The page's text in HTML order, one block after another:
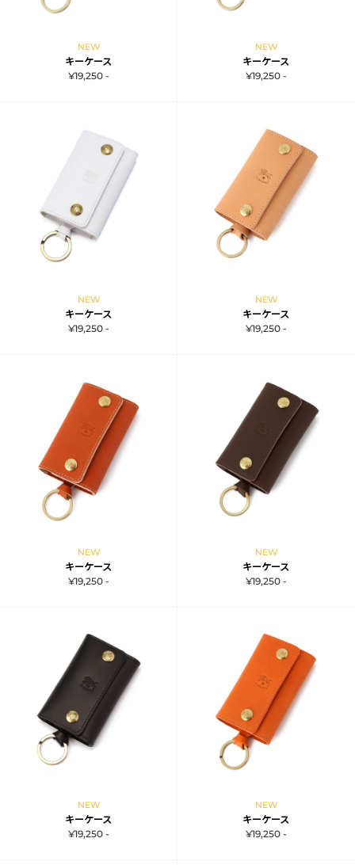
NEW
キーケース
¥19,250 -
NEW
キーケース
¥19,250 -
NEW
キーケース
¥19,250 -
NEW
キーケース
¥19,250 -
NEW
キーケース
¥19,250 -
NEW
キーケース
¥19,250 -
NEW
キーケース
¥19,250 -
NEW
キーケース
¥19,250 -